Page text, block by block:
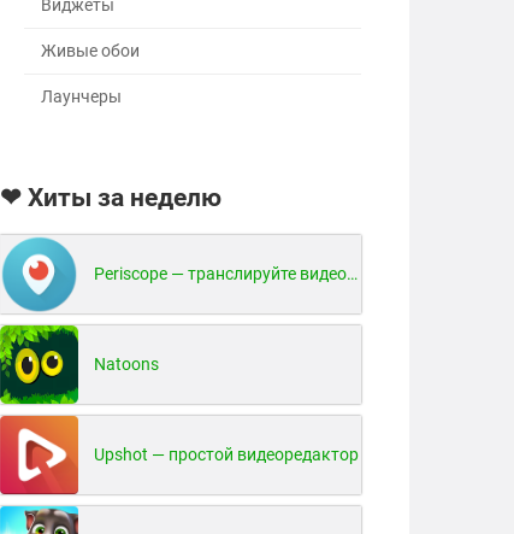
Виджеты
Живые обои
Лаунчеры
❤ Хиты за неделю
Periscope — транслируйте видео в реальном времени!
Natoons
Upshot — простой видеоредактор